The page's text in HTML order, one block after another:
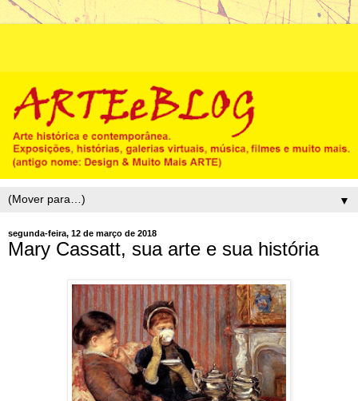
▼
segunda-feira, 12 de março de 2018
Mary Cassatt, sua arte e sua história